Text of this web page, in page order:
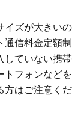
イズが大きいの
通信料金定額制
していない携帯
トフォンなどを
方はご注意くだ